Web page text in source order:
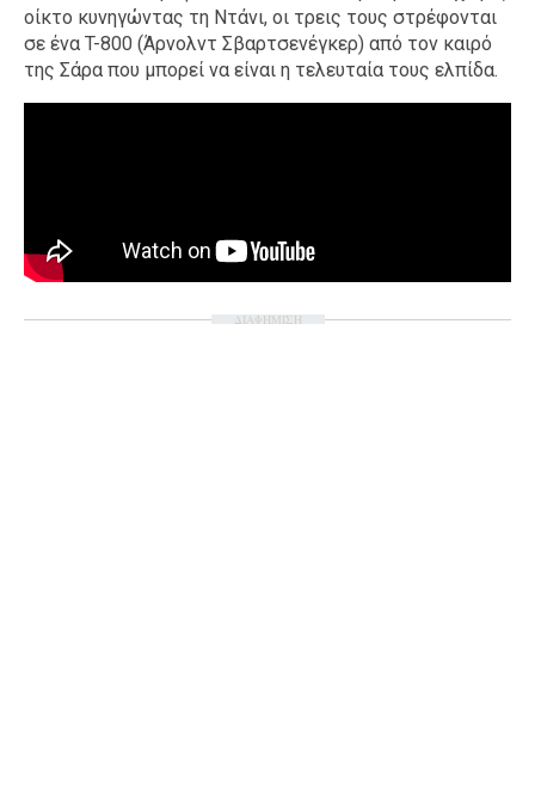
οίκτο κυνηγώντας τη Ντάνι, οι τρεις τους στρέφονται
σε ένα T-800 (Άρνολντ Σβαρτσενέγκερ) από τον καιρό
της Σάρα που μπορεί να είναι η τελευταία τους ελπίδα.
ΔΙΑΦΗΜΙΣΗ